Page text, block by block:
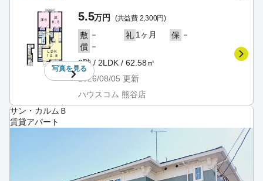
写真を見る
5.5万円 (共益費 2,300円)
敷 － 礼 1ヶ月 保 －
償 －
2階 / 2LDK / 62.58㎡
2026/08/05 更新
ハウスコム 熊谷店
サン・カルムＢ
賃貸アパート